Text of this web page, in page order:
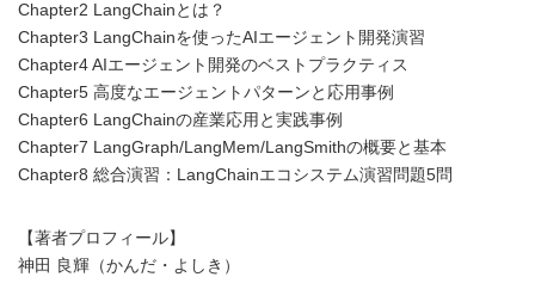
Chapter2 LangChainとは？
Chapter3 LangChainを使ったAIエージェント開発演習
Chapter4 AIエージェント開発のベストプラクティス
Chapter5 高度なエージェントパターンと応用事例
Chapter6 LangChainの産業応用と実践事例
Chapter7 LangGraph/LangMem/LangSmithの概要と基本
Chapter8 総合演習：LangChainエコシステム演習問題5問
【著者プロフィール】
神田 良輝（かんだ・よしき）